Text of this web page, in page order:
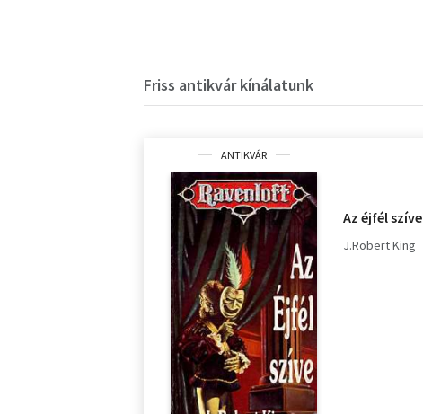
Friss antikvár kínálatunk
ANTIKVÁR
Az éjfél szíve
J.Robert King